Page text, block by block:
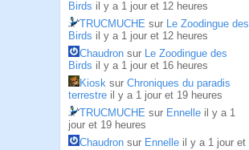
Birds il y a 1 jour et 12 heures
TRUCMUCHE sur Le Zoodingue des
Birds il y a 1 jour et 12 heures
Chaudron sur Le Zoodingue des
Birds il y a 1 jour et 16 heures
Kiosk sur Chroniques du paradis
terrestre il y a 1 jour et 19 heures
TRUCMUCHE sur Ennelle il y a 1
jour et 19 heures
Chaudron sur Ennelle il y a 1 jour et